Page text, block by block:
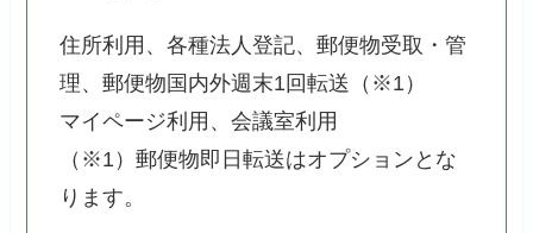
住所利用、各種法人登記、郵便物受取・管
理、郵便物国内外週末1回転送（※1）
マイページ利用、会議室利用
（※1）郵便物即日転送はオプションとな
ります。